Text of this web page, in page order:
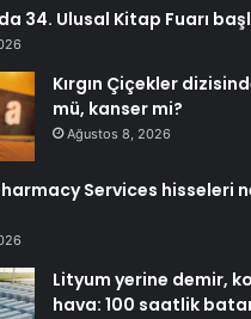
34. Ulusal Kitap Fuarı
Kırgın Çiçekler
mü, kanser mi?
Ağustos 8, 2026
Services hisseleri
Lityum yerine demir,
hava: 100 saatlik